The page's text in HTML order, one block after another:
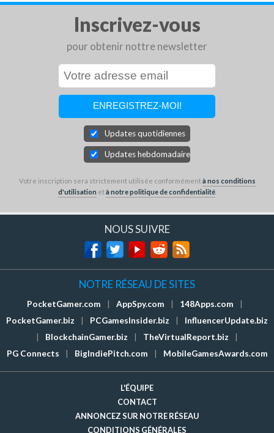
Inscrivez-vous
pour obtenir nottre newsletter
Updates quotidiennes
Updates hebdomadaires
Votre inscription sera strictement utilisée conformémentà nos conditions
d'utilisation età notre politique de confidentialité.
NOUS SUIVRE
NOTRE RÉSEAU DE SITES
PocketGamer.com AppSpy.com 148Apps.com
PocketGamer.biz
PCGamesInsider.biz
InfluencerUpdate.biz
BlockchainGamer.biz TheVirtualReport.biz
PG Connects
BigIndiePitch.com MobileGamesAwards.com
L'ÉQUIPE
CONTACT
ANNONCEZ SUR NOTRE RÉSEAU
CONDITIONS GÉNÉRALES